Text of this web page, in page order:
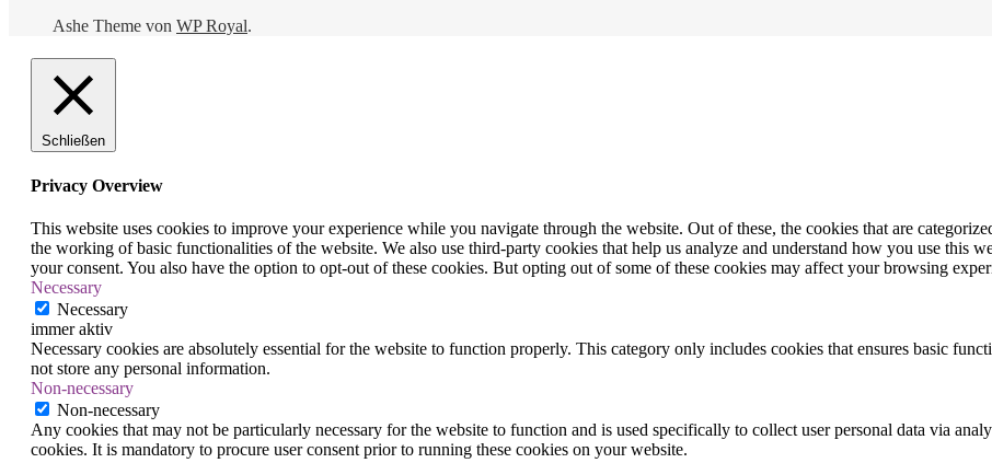
Ashe Theme von WP Royal.
Schließen
Privacy Overview
This website uses cookies to improve your experience while you navigate through the website. Out of these, the cookies that are
the working of basic functionalities of the website. We also use third-party cookies that help us analyze and understand how you use this
your consent. You also have the option to opt-out of these cookies. But opting out of some of these cookies may affect your browsing
Necessary
Necessary
immer aktiv
Necessary cookies are absolutely essential for the website to function properly. This category only includes cookies that ensures basic
not store any personal information.
Non-necessary
Non-necessary
Any cookies that may not be particularly necessary for the website to function and is used specifically to collect user personal data via
cookies. It is mandatory to procure user consent prior to running these cookies on your website.